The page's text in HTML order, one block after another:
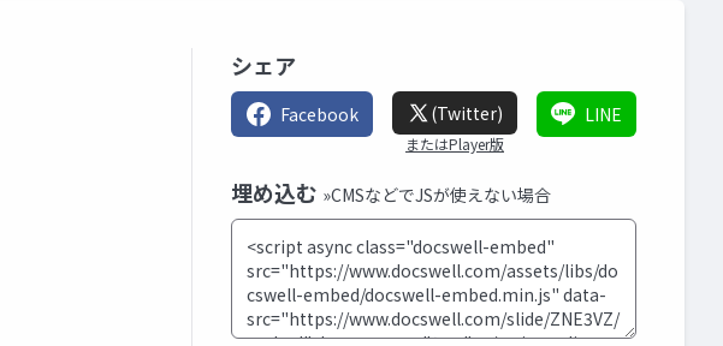
シェア
Facebook (Twitter)
またはPlayer版
LINE
埋め込む »CMSなどでJSが使えない場合